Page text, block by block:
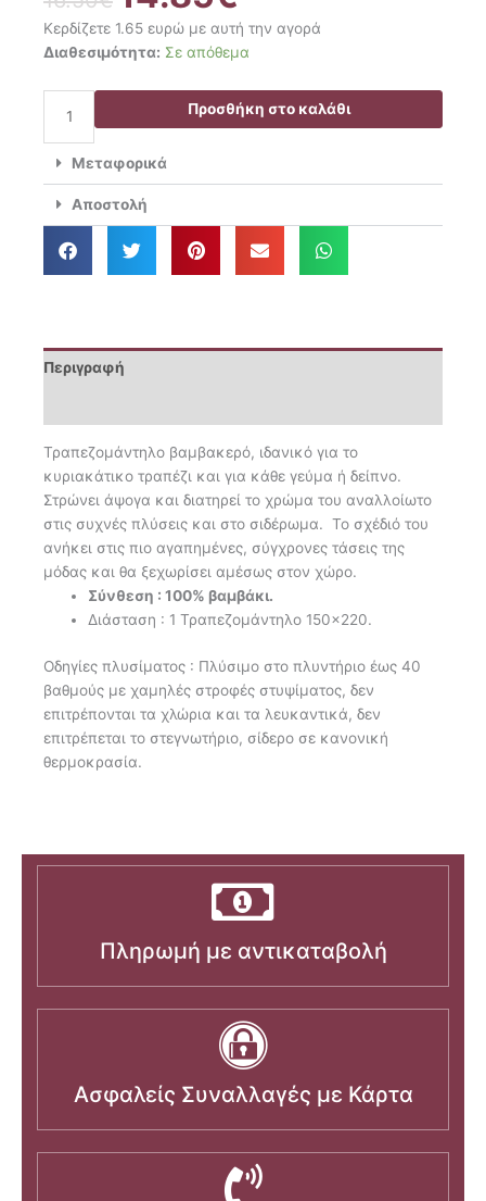
price
was:
16.50€.
τρέχουσα
τιμή
είναι:
14.85€.
Κερδίζετε 1.65 ευρώ με αυτή την αγορά
Διαθεσιμότητα: Σε απόθεμα
Nima
150x220
Bienvenue
Pink
Προσθήκη στο καλάθι
Μεταφορικά
Αποστολή
Περιγραφή
Τραπεζομάντηλο βαμβακερό, ιδανικό για το
κυριακάτικο τραπέζι και για κάθε γεύμα ή δείπνο.
Στρώνει άψογα και διατηρεί το χρώμα του αναλλοίωτο
στις συχνές πλύσεις και στο σιδέρωμα. Το σχέδιό του
ανήκει στις πιο αγαπημένες, σύγχρονες τάσεις της
μόδας και θα ξεχωρίσει αμέσως στον χώρο.
Σύνθεση : 100% βαμβάκι.
Διάσταση : 1 Τραπεζομάντηλο 150×220.
Oδηγίες πλυσίματος : Πλύσιμο στο πλυντήριο έως 40
βαθμούς με χαμηλές στροφές στυψίματος, δεν
επιτρέπονται τα χλώρια και τα λευκαντικά, δεν
επιτρέπεται το στεγνωτήριο, σίδερο σε κανονική
θερμοκρασία.
Πληρωμή με αντικαταβολή
Ασφαλείς Συναλλαγές με Κάρτα